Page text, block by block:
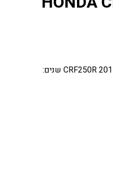
מתג מפות הצתה מתאים להונדה: 2015-2017 CRF250R 2015-2016 CRF450R שנים: